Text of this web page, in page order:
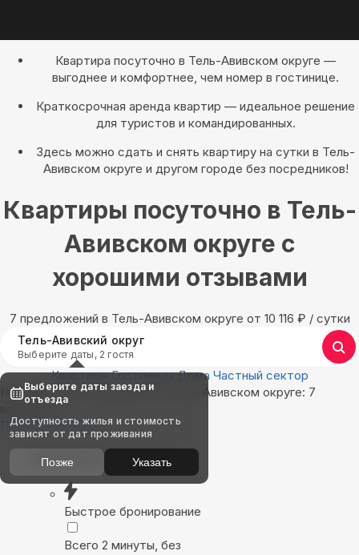
Квартира посуточно в Тель-Авивском округе —
выгоднее и комфортнее, чем номер в гостинице.
Краткосрочная аренда квартир — идеальное решение
для туристов и командированных.
Здесь можно сдать и снять квартиру на сутки в Тель-
Авивском округе и другом городе без посредников!
Квартиры посуточно в Тель-
Авивском округе с
хорошими отзывами
7 предложений в Тель-Авивском округе oт 10 116 ₽ / сутки
Тель-Авивский округ
Выберите даты, 2 гостя
Квартиры Гостиницы Дома Частный сектор
Найдём, где остановиться в Тель-Авивском округе: 7
вариантов
Показать на карте
Выбирайте лучшее
Быстрое бронирование
Всего 2 минуты, без
Выберите даты заезда и
отъезда
Доступность жилья и стоимость
зависят от дат проживания
Позже Указать